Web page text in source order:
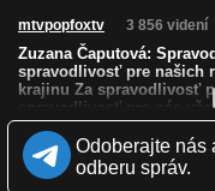
mtvpopfoxtv 3 856 videní
Zuzana Čaputová:
spravodlivosť pre našich
krajinu Za spravodlivosť
spravodlivosť pre nás
DOKÁŽEME
Kvalita: NQ
LQ
Odoberajte nás
odberu správ.